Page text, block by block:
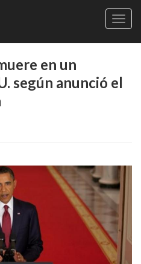
en un
según anunció el